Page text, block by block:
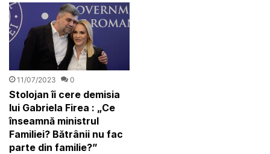
11/07/2023 0
Stolojan îi cere demisia
lui Gabriela Firea : „Ce
înseamnă ministrul
Familiei? Bătrânii nu fac
parte din familie?”